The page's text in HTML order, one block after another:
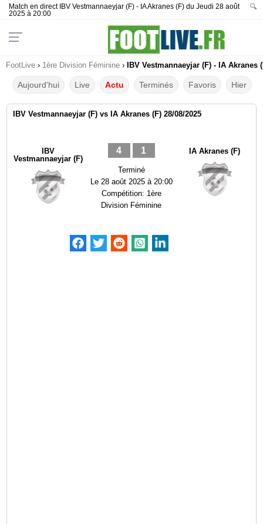
Match en direct IBV Vestmannaeyjar (F) - IA Akranes (F) du Jeudi 28 août
2025 à 20:00
🔍
FootLive › 1ère Division Féminine › IBV Vestmannaeyjar (F) - IA
Aujourd'hui Live Actu Terminés Favoris Hier
IBV Vestmannaeyjar (F) vs IA Akranes (F) 28/08/2025
IBV
Vestmannaeyjar (F)
4 1
Terminé
Le 28 août 2025 à 20:00
Compétition: 1ère
Division Féminine
IA Akranes (F)